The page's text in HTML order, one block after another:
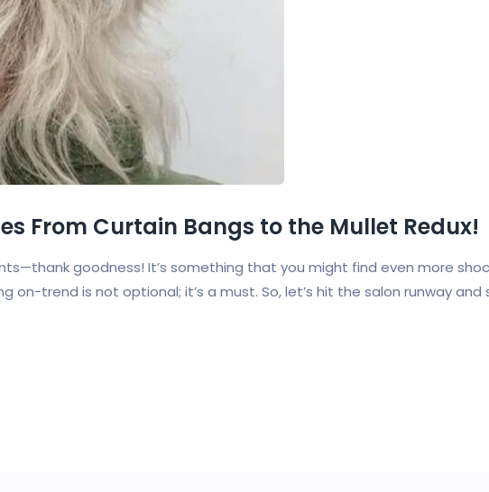
From Curtain Bangs to the Mullet Redux!
goodness! It’s something that you might find even more
on-trend is not optional; it’s a must. So, let’s hit the salon runway